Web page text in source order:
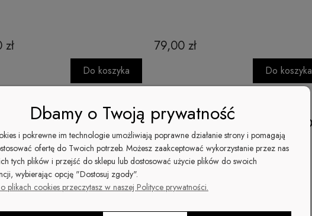
Do koszyka
79,00 zł
Do koszyka
Dbamy o Twoją prywatność
i pokrewne im technologie umożliwiają poprawne działanie strony i pomagają
ofertę do Twoich potrzeb. Możesz zaakceptować wykorzystanie przez nas
tych plików i przejść do sklepu lub dostosować użycie plików do swoich
wybierając opcję "Dostosuj zgody".
plikach cookies przeczytasz w naszej Polityce prywatności.